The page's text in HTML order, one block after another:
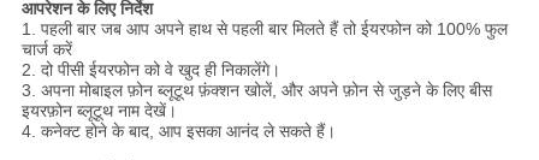
आपरेशन के लिए निर्देश
1. पहली बार जब आप अपने हाथ से पहली बार मिलते हैं तो ईयरफोन को 100% फुल
चार्ज करें
2. दो पीसी ईयरफोन को वे खुद ही निकालेंगे।
3. अपना मोबाइल फ़ोन ब्लूटूथ फ़ंक्शन खोलें, और अपने फ़ोन से जुड़ने के लिए बीस
इयरफ़ोन ब्लूटूथ नाम देखें।
4. कनेक्ट होने के बाद, आप इसका आनंद ले सकते हैं।